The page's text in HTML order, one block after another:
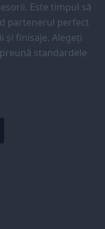
Este timpul să
partenerul perfect
și finisaje. Alegeți
standardele